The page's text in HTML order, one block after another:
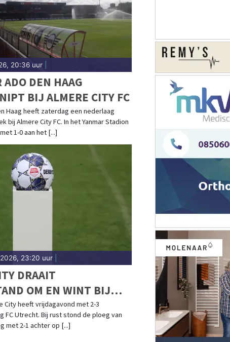
20:36 uur|
ADO DEN HAAG
BIJ ALMERE CITY FC
Haag heeft zaterdag een nederlaag
bij Almere City FC. In het Yanmar Stadion
1-0 aan het [...]
23:20 uur|
DRAAIT
OM EN WINT BIJ
City heeft vrijdagavond met 2-3
FC Utrecht. Bij rust stond de ploeg van
met 2-1 achter op [...]